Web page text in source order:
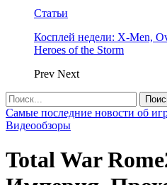
Статьи
Косплей недели: X-Men,
Heroes of the Storm
Prev Next
Самые последние новости об
Видеообзоры
Total War